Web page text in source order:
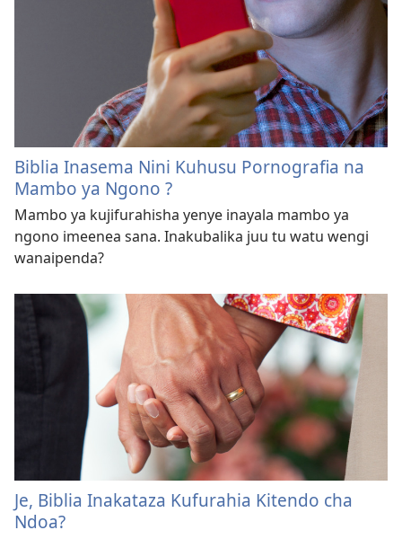
Biblia Inasema Nini Kuhusu Pornografia na
Mambo ya Ngono ?
Mambo ya kujifurahisha yenye inayala mambo ya
ngono imeenea sana. Inakubalika juu tu watu wengi
wanaipenda?
Je, Biblia Inakataza Kufurahia Kitendo cha
Ndoa?